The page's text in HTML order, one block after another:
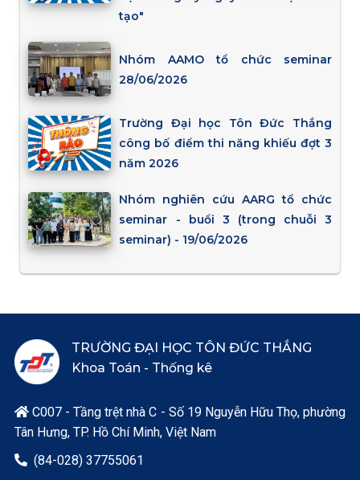
tạo"
Nhóm AAMO tổ chức seminar
28/06/2026
Trường Đại học Tôn Đức Thắng
công bố điểm thi năng khiếu đợt 3
năm 2026
Nhóm nghiên cứu AARG tổ chức
seminar - buổi 3 (trong chuỗi 3
seminar) - 19/06/2026
TRƯỜNG ĐẠI HỌC TÔN ĐỨC THẮNG
Khoa Toán - Thống kê
C007 - Tầng trệt nhà C - Số 19 Nguyễn Hữu Thọ, phường
Tân Hưng, TP. Hồ Chí Minh, Việt Nam
 (84-028) 37755061